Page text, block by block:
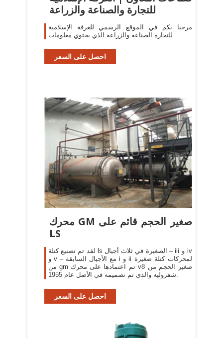
للتجارة والصناعة والزراعة
مرحبا بكم في الموقع الرسمي للغرفة الإسلامية
للتجارة الصناعة والزراعة الذي يحتوي معلومات
احصل على السعر
محرك GM صغير الحجم قائم على
LS
لقد تم تصنيع كتلة ls الصغيرة في ثلاث أجيال – iii و iv
و v – مع الأجيال السابقة i و ii لمحركات كتلة صغيرة
من gm تم اعتمادها على محرك v8 صغير الحجم من
شفروليه والذي تم تصميمه في الأصل عام 1955.
احصل على السعر